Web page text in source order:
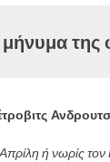
της
ή νωρίς